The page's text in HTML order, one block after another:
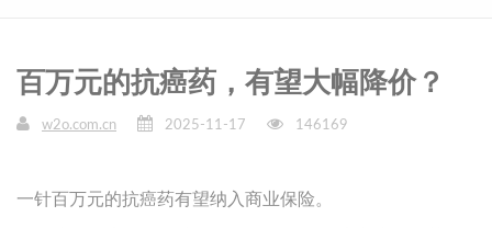
百万元的抗癌药，有望大幅降价？
w2o.com.cn 2025-11-17 146169
一针百万元的抗癌药有望纳入商业保险。